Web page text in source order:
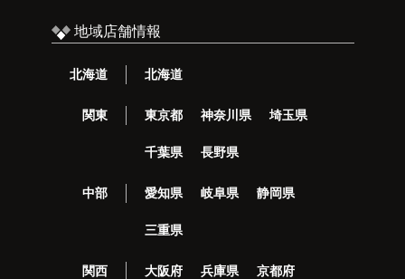
地域店舗情報
北海道 北海道
関東 東京都 神奈川県 埼玉県
千葉県 長野県
中部 愛知県 岐阜県 静岡県
三重県
関西 大阪府 兵庫県 京都府